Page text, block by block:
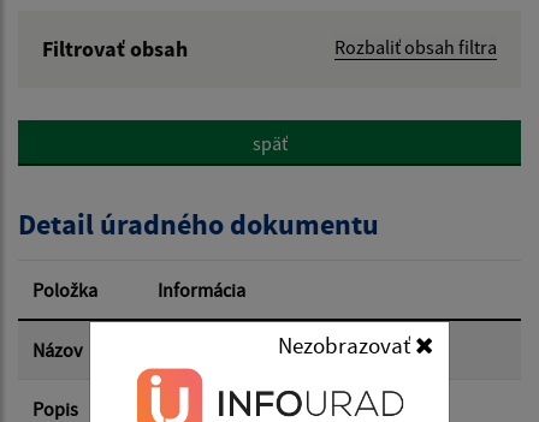
Nezobrazovať
Filtrovať obsah Rozbaliť obsah filtra
Popis:
Dátum zverejnenia od:
Dátum zverejnenia do:
späť
Detail úradného dokumentu
Položka Informácia
Názov Záverečný účet 2025 - návrh
Popis